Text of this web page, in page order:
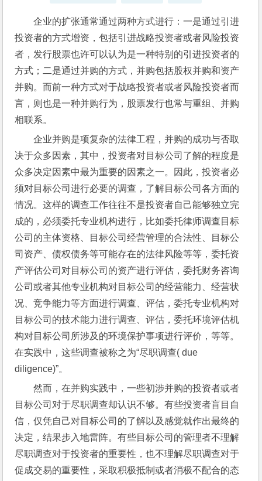
企业的扩张通常通过两种方式进行：一是通过引进
投资者的方式增资，包括引进战略投资者或者风险投资
者，发行股票也许可以认为是一种特别的引进投资者的
方式；二是通过并购的方式，并购包括股权并购和资产
并购。而前一种方式对于战略投资者或者风险投资者而
言，则也是一种并购行为，股票发行也常与重组、并购
相联系。
企业并购是项复杂的法律工程，并购的成功与否取
决于众多因素，其中，投资者对目标公司了解的程度是
众多决定因素中最为重要的因素之一。因此，投资者必
须对目标公司进行必要的调查，了解目标公司各方面的
情况。这样的调查工作往往不是投资者自己能够独立完
成的，必须委托专业机构进行，比如委托律师调查目标
公司的主体资格、目标公司经营管理的合法性、目标公
司资产、债权债务等可能存在的法律风险等等，委托资
产评估公司对目标公司的资产进行评估，委托财务咨询
公司或者其他专业机构对目标公司的经营能力、经营状
况、竞争能力等方面进行调查、评估，委托专业机构对
目标公司的技术能力进行调查、评估，委托环境评估机
构对目标公司所涉及的环境保护事项进行评价，等等。
在实践中，这些调查被称之为“尽职调查( due
diligence)”。
然而，在并购实践中，一些初涉并购的投资者或者
目标公司对于尽职调查却认识不够。有些投资者盲目自
信，仅凭自己对目标公司的了解以及感觉就作出最终的
决定，结果步入地雷阵。有些目标公司的管理者不理解
尽职调查对于投资者的重要性，也不理解尽职调查对于
促成交易的重要性，采取积极抵制或者消极不配合的态